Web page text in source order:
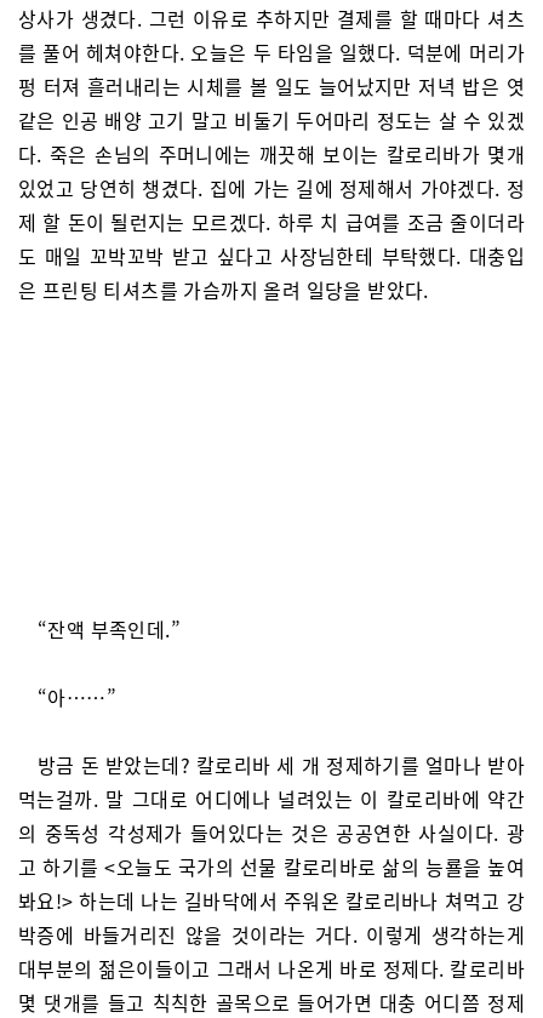
상사가 생겼다. 그런 이유로 추하지만 결제를 할 때마다 셔츠
를 풀어 헤쳐야한다. 오늘은 두 타임을 일했다. 덕분에 머리가
펑 터져 흘러내리는 시체를 볼 일도 늘어났지만 저녁 밥은 엿
같은 인공 배양 고기 말고 비둘기 두어마리 정도는 살 수 있겠
다. 죽은 손님의 주머니에는 깨끗해 보이는 칼로리바가 몇개
있었고 당연히 챙겼다. 집에 가는 길에 정제해서 가야겠다. 정
제 할 돈이 될런지는 모르겠다. 하루 치 급여를 조금 줄이더라
도 매일 꼬박꼬박 받고 싶다고 사장님한테 부탁했다. 대충입
은 프린팅 티셔츠를 가슴까지 올려 일당을 받았다.
“잔액 부족인데.”
“아……”
방금 돈 받았는데? 칼로리바 세 개 정제하기를 얼마나 받아
먹는걸까. 말 그대로 어디에나 널려있는 이 칼로리바에 약간
의 중독성 각성제가 들어있다는 것은 공공연한 사실이다. 광
고 하기를 <오늘도 국가의 선물 칼로리바로 삶의 능룔을 높여
봐요!> 하는데 나는 길바닥에서 주워온 칼로리바나 쳐먹고 강
박증에 바들거리진 않을 것이라는 거다. 이렇게 생각하는게
대부분의 젊은이들이고 그래서 나온게 바로 정제다. 칼로리바
몇 댓개를 들고 칙칙한 골목으로 들어가면 대충 어디쯤 정제